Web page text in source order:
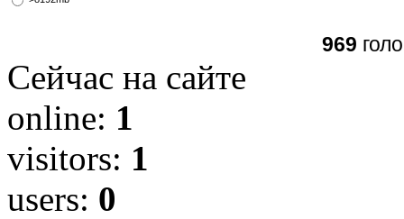
969
Сейчас на сайте
online: 1
visitors: 1
users: 0